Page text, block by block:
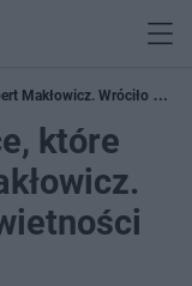
Makłowicz. Wróciło do
które